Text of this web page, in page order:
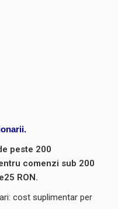
peste 200
comenzi sub 200
RON.
cost suplimentar per